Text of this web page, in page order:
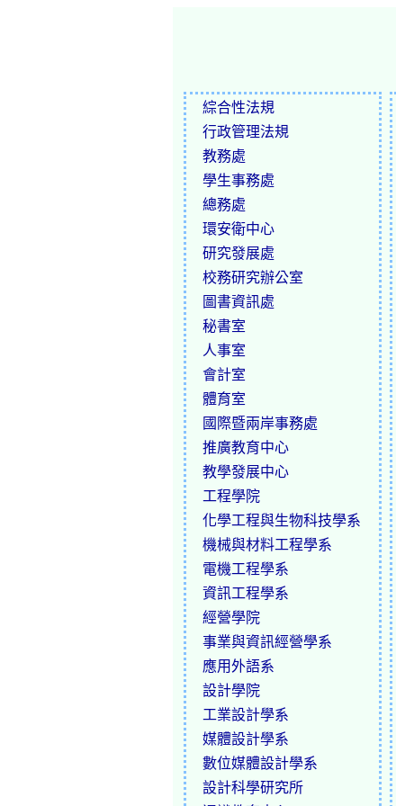
綜合性法規
行政管理法規
教務處
學生事務處
總務處
環安衛中心
研究發展處
校務研究辦公室
圖書資訊處
秘書室
人事室
會計室
體育室
國際暨兩岸事務處
推廣教育中心
教學發展中心
工程學院
化學工程與生物科技學系
機械與材料工程學系
電機工程學系
資訊工程學系
經營學院
事業與資訊經營學系
應用外語系
設計學院
工業設計學系
媒體設計學系
數位媒體設計學系
設計科學研究所